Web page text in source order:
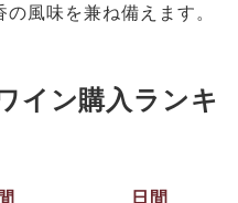
風味を兼ね備えます。
イン購入ランキ
日間